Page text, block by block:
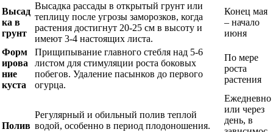
Высад
ка в
грунт
Высадка рассады в открытый грунт или
теплицу после угрозы заморозков, когда
растения достигнут 20-25 см в высоту и
имеют 3-4 настоящих листа.
Конец мая
– начало
июня
Форм
ирова
ние
куста
Прищипывание главного стебля над 5-6
листом для стимуляции роста боковых
побегов. Удаление пасынков до первого
огурца.
По мере
роста
растения
Полив
Регулярный и обильный полив теплой
водой, особенно в период плодоношения.
Ежедневно
или через
день, в